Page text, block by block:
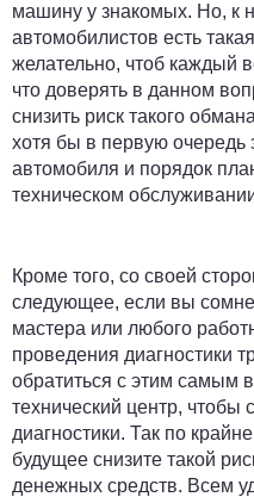
машину у знакомых. Но, к
автомобилистов есть
желательно, чтоб каждый
что доверять в данном
снизить риск такого
хотя бы в первую очередь
автомобиля и порядок
техническом
Кроме того, со своей
следующее, если вы
мастера или любого
проведения диагностики
обратиться с этим самым
технический центр, чтобы
диагностики. Так по
будущее снизите такой
денежных средств. Всем